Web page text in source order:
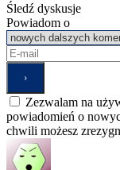
Śledź dyskusje
Powiadom o
Zezwalam na
powiadomień o
chwili możesz